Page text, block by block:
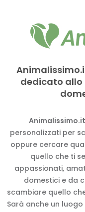
dedicato allo
Animalissimo.it
personalizzati per
oppure cercare
quello che ti
appassionati,
domestici e da
scambiare quello
Sarà anche un